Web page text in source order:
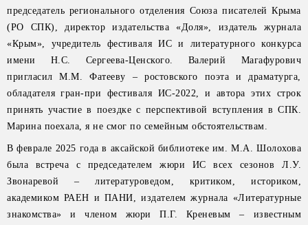
председатель регионального отделения Союза писателей Крыма
(РО СПК), директор издательства «Доля», издатель журнала
«Крым», учредитель фестиваля ИС и литературного конкурса
имени Н.С. Сергеева-Ценского. Валерий Магафурович
пригласил М.М. Фатееву – ростовского поэта и драматурга,
обладателя гран-при фестиваля ИС-2022, и автора этих строк
принять участие в поездке с перспективой вступления в СПК.
Марина поехала, я не смог по семейным обстоятельствам.
В феврале 2025 года в аксайской библиотеке им. М.А. Шолохова
была встреча с председателем жюри ИС всех сезонов Л.У.
Звонаревой – литературоведом, критиком, историком,
академиком РАЕН и ПАНИ, издателем журнала «Литературные
знакомства» и членом жюри П.Г. Креневым – известным